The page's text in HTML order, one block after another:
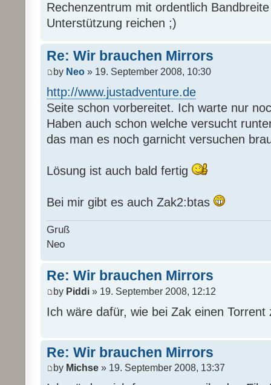
Rechenzentrum mit ordentlich
Unterstützung reichen ;)
Re: Wir brauchen Mirrors
by Neo » 19. September 2008, 10:30
http://www.justadventure.de
Seite schon vorbereitet. Ich warte nur
Haben auch schon welche versucht
das man es noch garnicht versuchen
Lösung ist auch bald fertig
Bei mir gibt es auch Zak2:btas
Gruß
Neo
Re: Wir brauchen Mirrors
by Piddi » 19. September 2008, 12:12
Ich wäre dafür, wie bei Zak einen Torrent
Re: Wir brauchen Mirrors
by Michse » 19. September 2008, 13:37